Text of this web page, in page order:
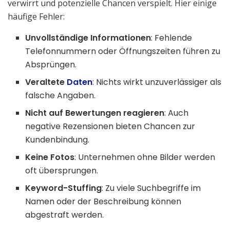
verwirrt und potenzielle Chancen verspielt. Hier einige
häufige Fehler:
Unvollständige Informationen: Fehlende
Telefonnummern oder Öffnungszeiten führen zu
Absprüngen.
Veraltete Daten: Nichts wirkt unzuverlässiger als
falsche Angaben.
Nicht auf Bewertungen reagieren: Auch
negative Rezensionen bieten Chancen zur
Kundenbindung.
Keine Fotos: Unternehmen ohne Bilder werden
oft übersprungen.
Keyword-Stuffing: Zu viele Suchbegriffe im
Namen oder der Beschreibung können
abgestraft werden.